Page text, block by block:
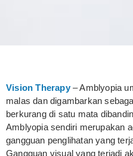
Vision Therapy– Amblyopia
malas dan digambarkan
berkurang di satu mata
Amblyopia sendiri merupakan
gangguan penglihatan yang
Gangguan visual yang terjadi